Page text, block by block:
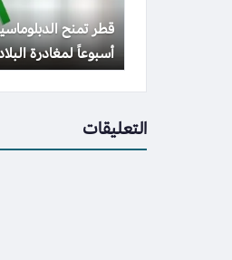
قطر تمنح
أسبوعاً لمغادرة
التعليقات